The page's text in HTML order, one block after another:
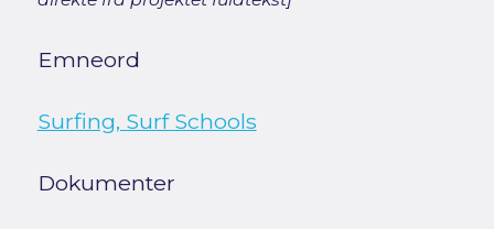
Emneord
Surfing, Surf Schools
Dokumenter